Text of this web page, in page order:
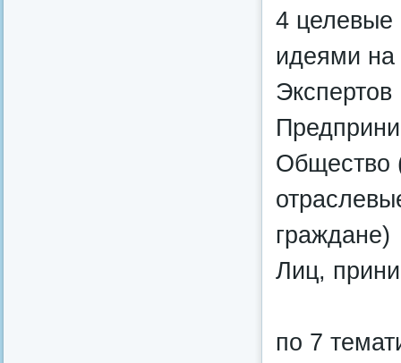
4 целевые
идеями
Экспертов
Общество
граждане)
Лиц,
по 7